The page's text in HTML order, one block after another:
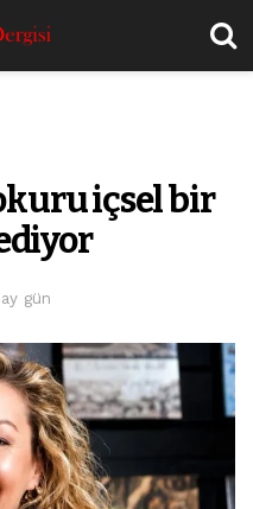
okuru içsel bir
gün